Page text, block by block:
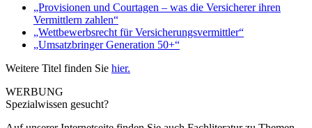
„Provisionen und Courtagen – was die Versicherer ihren
Vermittlern zahlen“
„Wettbewerbsrecht für Versicherungsvermittler“
„Umsatzbringer Generation 50+“
Weitere Titel finden Sie hier.
WERBUNG
Spezialwissen gesucht?